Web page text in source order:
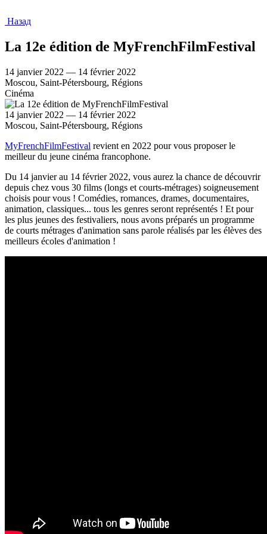
Назад
La 12e édition de MyFrenchFilmFestival
14 janvier 2022 — 14 février 2022
Moscou, Saint-Pétersbourg, Régions
Cinéma
14 janvier 2022 — 14 février 2022
Moscou, Saint-Pétersbourg, Régions
MyFrenchFilmFestival revient en 2022 pour vous proposer le
meilleur du jeune cinéma francophone.
Du 14 janvier au 14 février 2022, vous aurez la chance de découvrir
depuis chez vous 30 films (longs et courts-métrages) soigneusement
choisis pour vous ! Comédies, romances, drames, documentaires,
animation, classiques... tous les genres seront représentés ! Et pour
les plus jeunes des festivaliers, nous avons préparés un programme
de courts métrages d'animation sans parole réalisés par les élèves des
meilleurs écoles d'animation !